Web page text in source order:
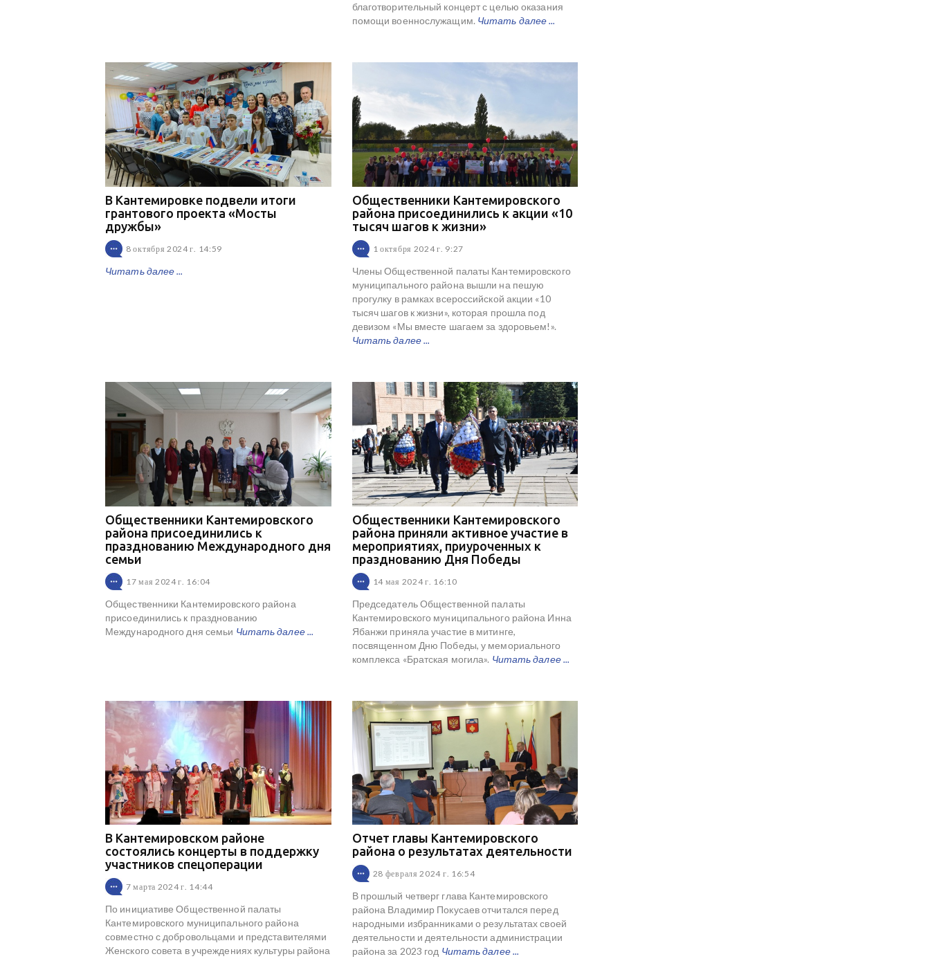
благотворительный концерт с целью оказания
помощи военнослужащим. Читать далее ...
В Кантемировке подвели итоги
грантового проекта «Мосты
дружбы»
8 октября 2024 г. 14:59
Читать далее ...
Общественники Кантемировского
района присоединились к акции «10
тысяч шагов к жизни»
1 октября 2024 г. 9:27
Члены Общественной палаты Кантемировского
муниципального района вышли на пешую
прогулку в рамках всероссийской акции «10
тысяч шагов к жизни», которая прошла под
девизом «Мы вместе шагаем за здоровьем!».
Читать далее ...
Общественники Кантемировского
района присоединились к
празднованию Международного дня
семьи
17 мая 2024 г. 16:04
Общественники Кантемировского района
присоединились к празднованию
Международного дня семьи Читать далее ...
Общественники Кантемировского
района приняли активное участие в
мероприятиях, приуроченных к
празднованию Дня Победы
14 мая 2024 г. 16:10
Председатель Общественной палаты
Кантемировского муниципального района Инна
Ябанжи приняла участие в митинге,
посвященном Дню Победы, у мемориального
комплекса «Братская могила». Читать далее ...
В Кантемировском районе
состоялись концерты в поддержку
участников спецоперации
7 марта 2024 г. 14:44
По инициативе Общественной палаты
Кантемировского муниципального района
совместно с добровольцами и представителями
Женского совета в учреждениях культуры района
Отчет главы Кантемировского
района о результатах деятельности
28 февраля 2024 г. 16:54
В прошлый четверг глава Кантемировского
района Владимир Покусаев отчитался перед
народными избранниками о результатах своей
деятельности и деятельности администрации
района за 2023 год Читать далее ...